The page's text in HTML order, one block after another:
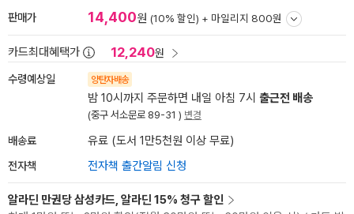
판매가 14,400원 (10% 할인) + 마일리지 800원
카드최대혜택가 12,240원
수령예상일 양탄자배송
밤 10시까지 주문하면 내일 아침 7시 출근전 배송
(중구 서소문로 89-31 ) 변경
배송료 유료 (도서 1만5천원 이상 무료)
전자책 전자책 출간알림 신청
알라딘 만권당 삼성카드, 알라딘 15% 청구 할인